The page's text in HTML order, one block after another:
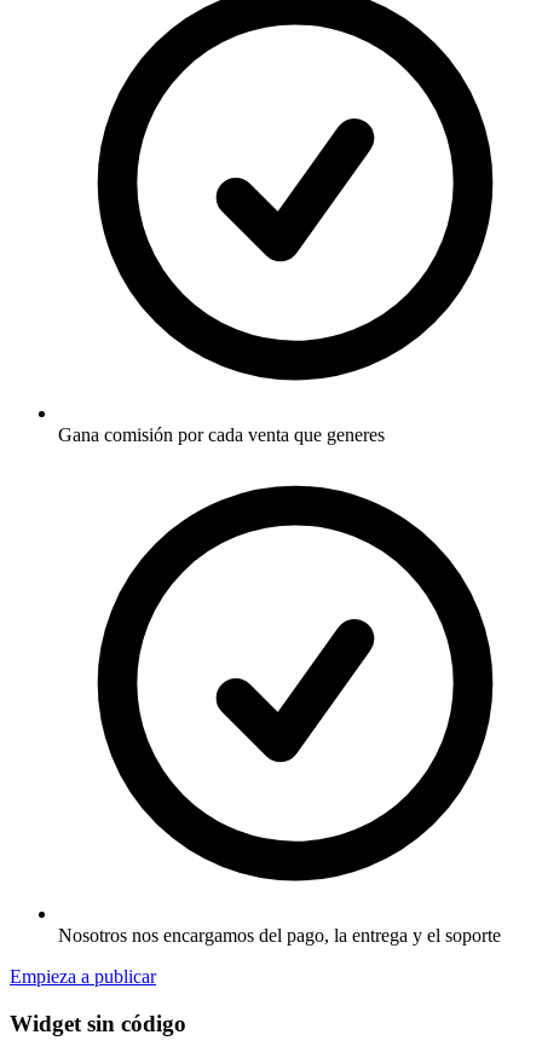
Gana comisión por cada venta que generes
Nosotros nos encargamos del pago, la entrega y el soporte
Empieza a publicar
Widget sin código